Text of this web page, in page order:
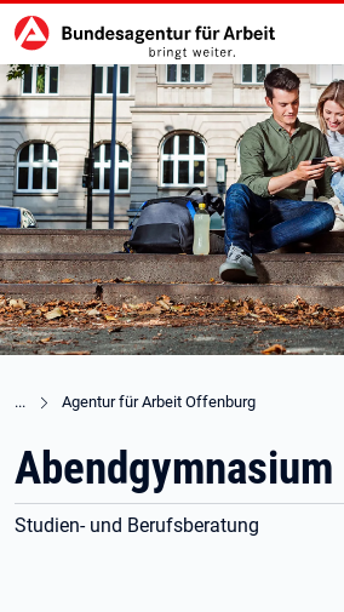
zu den Hauptinhalten springen
Hauptnavigation
Agentur für Arbeit Offenburg
Abendgymnasium
Studien- und Berufsberatung